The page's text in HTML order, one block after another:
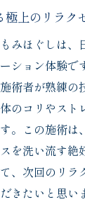
極上のリラク
みほぐしは、
ション体験で
術者が熟練の
のコリやスト
。この施術は
を洗い流す絶
、次回のリラ
きたいと思い